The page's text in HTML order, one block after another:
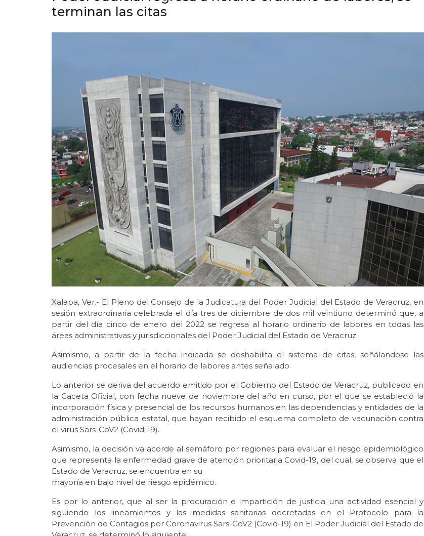
terminan las citas
Xalapa, Ver.- El Pleno del Consejo de la Judicatura del Poder Judicial del Estado de Veracruz, en
sesión extraordinaria celebrada el día tres de diciembre de dos mil veintiuno determinó que, a
partir del día cinco de enero del 2022 se regresa al horario ordinario de labores en todas las
áreas administrativas y jurisdiccionales del Poder Judicial del Estado de Veracruz.
Asimismo, a partir de la fecha indicada se deshabilita el sistema de citas, señálandose las
audiencias procesales en el horario de labores antes señalado.
Lo anterior se deriva del acuerdo emitido por el Gobierno del Estado de Veracruz, publicado en
la Gaceta Oficial, con fecha nueve de noviembre del año en curso, por el que se estableció la
incorporación física y presencial de los recursos humanos en las dependencias y entidades de la
administración pública estatal, que hayan recibido el esquema completo de vacunación contra
el virus Sars-CoV2 (Covid-19).
Asimismo, la decisión va acorde al semáforo por regiones para evaluar el riesgo epidemiológico
que representa la enfermedad grave de atención prioritaria Covid-19, del cual, se observa que el
Estado de Veracruz, se encuentra en su
mayoría en bajo nivel de riesgo epidémico.
Es por lo anterior, que al ser la procuración e impartición de justicia una actividad esencial y
siguiendo los lineamientos y las medidas sanitarias decretadas en el Protocolo para la
Prevención de Contagios por Coronavirus Sars-CoV2 (Covid-19) en El Poder Judicial del Estado de